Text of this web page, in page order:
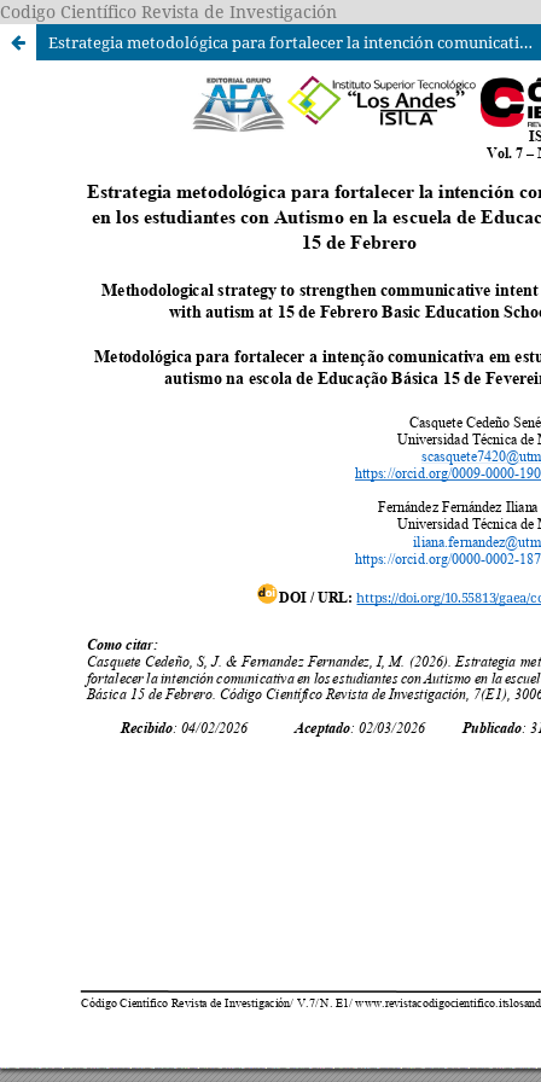
Codigo Científico Revista de Investigación
Estrategia metodológica para fortalecer la intención comunicativa en los estudiantes con Autismo en la escuela de Educación Básica 15 de Febrero